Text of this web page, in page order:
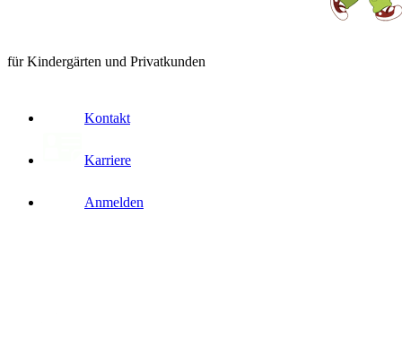
für Kindergärten und Privatkunden
Kontakt
Karriere
Anmelden